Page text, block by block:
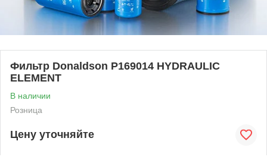
Фильтр Donaldson P169014 HYDRAULIC
ELEMENT
В наличии
Розница
Цену уточняйте